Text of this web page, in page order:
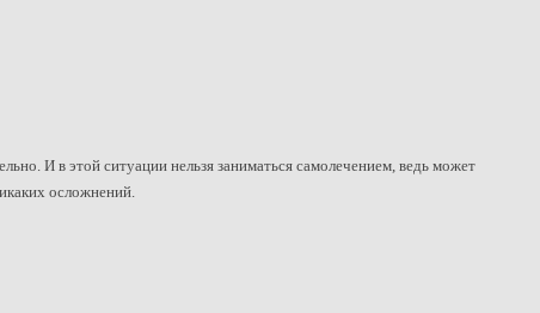
И в этой ситуации нельзя заниматься самолечением, ведь может
осложнений.